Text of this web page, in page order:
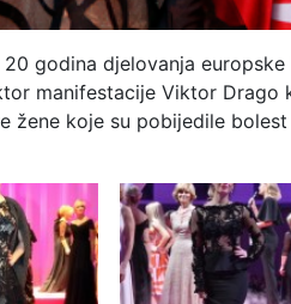
godina djelovanja
manifestacije Viktor
žene koje su pobijedile